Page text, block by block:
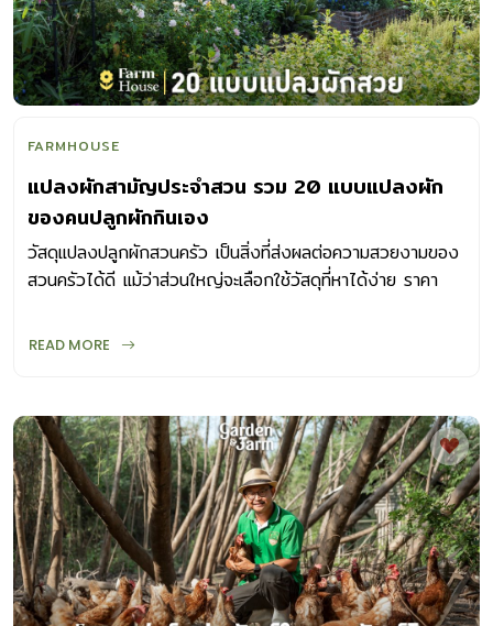
FARMHOUSE
แปลงผักสามัญประจำสวน รวม 20 แบบแปลงผัก
ของคนปลูกผักกินเอง
วัสดุแปลงปลูกผักสวนครัว เป็นสิ่งที่ส่งผลต่อความสวยงามของ
สวนครัวได้ดี แม้ว่าส่วนใหญ่จะเลือกใช้วัสดุที่หาได้ง่าย ราคา
READ MORE